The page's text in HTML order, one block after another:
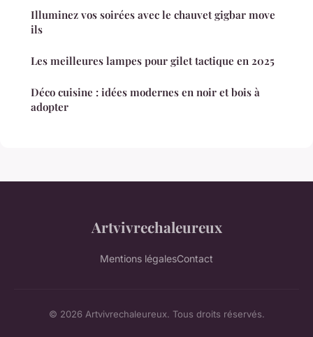
Illuminez vos soirées avec le chauvet gigbar move
ils
Les meilleures lampes pour gilet tactique en 2025
Déco cuisine : idées modernes en noir et bois à
adopter
Artvivrechaleureux
Mentions légalesContact
© 2026 Artvivrechaleureux. Tous droits réservés.